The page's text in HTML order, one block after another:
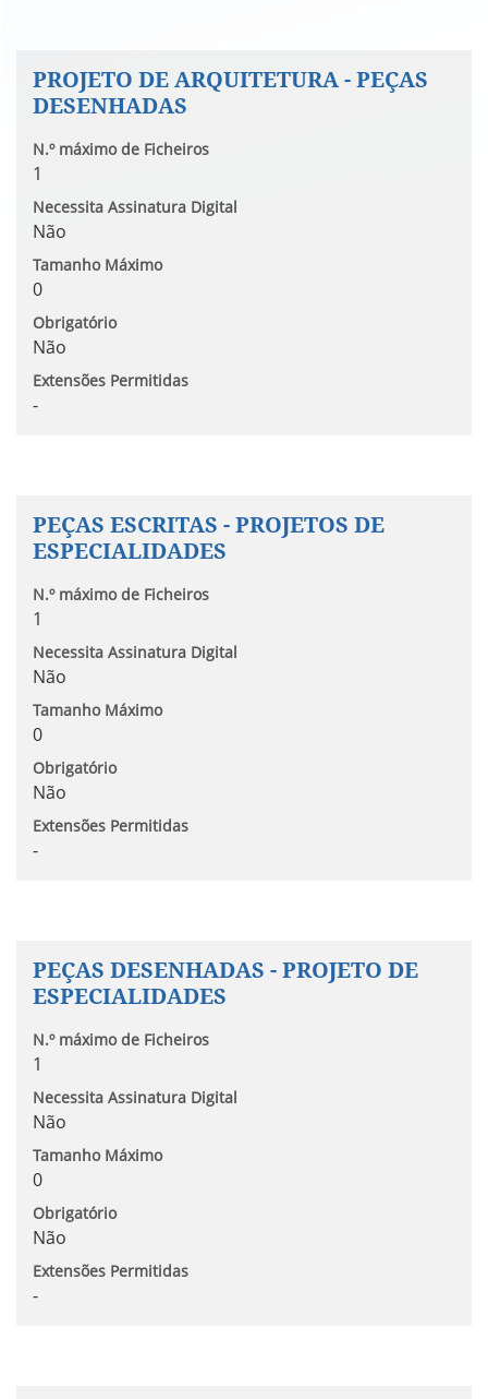
PROJETO DE ARQUITETURA - PEÇAS
DESENHADAS
N.º máximo de Ficheiros
1
Necessita Assinatura Digital
Não
Tamanho Máximo
0
Obrigatório
Não
Extensões Permitidas
-
PEÇAS ESCRITAS - PROJETOS DE
ESPECIALIDADES
N.º máximo de Ficheiros
1
Necessita Assinatura Digital
Não
Tamanho Máximo
0
Obrigatório
Não
Extensões Permitidas
-
PEÇAS DESENHADAS - PROJETO DE
ESPECIALIDADES
N.º máximo de Ficheiros
1
Necessita Assinatura Digital
Não
Tamanho Máximo
0
Obrigatório
Não
Extensões Permitidas
-